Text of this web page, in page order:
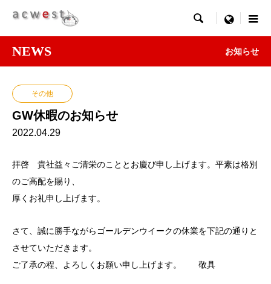
 menu
NEWS お知らせ
その他
GW休暇のお知らせ
2022.04.29
拝啓 貴社益々ご清栄のこととお慶び申し上げます。平素は格別
のご高配を賜り、
厚くお礼申し上げます。
さて、誠に勝手ながらゴールデンウイークの休業を下記の通りと
させていただきます。
ご了承の程、よろしくお願い申し上げます。 敬具